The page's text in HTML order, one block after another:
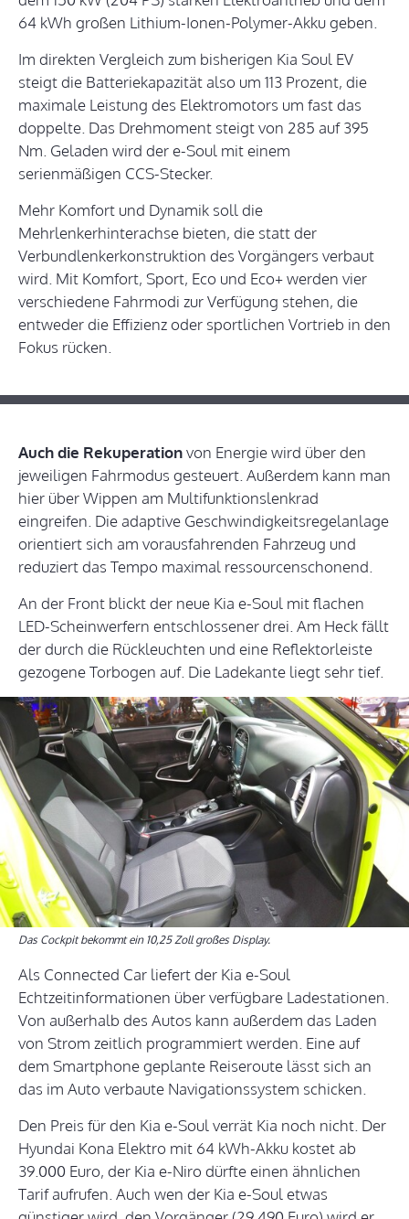
64 kWh großen Lithium-Ionen-Polymer-Akku geben.
Im direkten Vergleich zum bisherigen Kia Soul EV
steigt die Batteriekapazität also um 113 Prozent, die
maximale Leistung des Elektromotors um fast das
doppelte. Das Drehmoment steigt von 285 auf 395
Nm. Geladen wird der e-Soul mit einem
serienmäßigen CCS-Stecker.
Mehr Komfort und Dynamik soll die
Mehrlenkerhinterachse bieten, die statt der
Verbundlenkerkonstruktion des Vorgängers verbaut
wird. Mit Komfort, Sport, Eco und Eco+ werden vier
verschiedene Fahrmodi zur Verfügung stehen, die
entweder die Effizienz oder sportlichen Vortrieb in den
Fokus rücken.
Auch die Rekuperationvon Energie wird über den
jeweiligen Fahrmodus gesteuert. Außerdem kann man
hier über Wippen am Multifunktionslenkrad
eingreifen. Die adaptive Geschwindigkeitsregelanlage
orientiert sich am vorausfahrenden Fahrzeug und
reduziert das Tempo maximal ressourcenschonend.
An der Front blickt der neue Kia e-Soul mit flachen
LED-Scheinwerfern entschlossener drei. Am Heck fällt
der durch die Rückleuchten und eine Reflektorleiste
gezogene Torbogen auf. Die Ladekante liegt sehr tief.
Das Cockpit bekommt ein 10,25 Zoll großes Display.
Als Connected Car liefert der Kia e-Soul
Echtzeitinformationen über verfügbare Ladestationen.
Von außerhalb des Autos kann außerdem das Laden
von Strom zeitlich programmiert werden. Eine auf
dem Smartphone geplante Reiseroute lässt sich an
das im Auto verbaute Navigationssystem schicken.
Den Preis für den Kia e-Soul verrät Kia noch nicht. Der
Hyundai Kona Elektro mit 64 kWh-Akku kostet ab
39.000 Euro, der Kia e-Niro dürfte einen ähnlichen
Tarif aufrufen. Auch wen der Kia e-Soul etwas